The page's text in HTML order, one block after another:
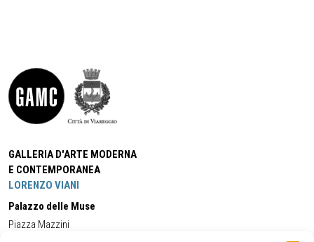
GALLERIA D'ARTE MODERNA
E CONTEMPORANEA
LORENZO VIANI
Palazzo delle Muse
Piazza Mazzini